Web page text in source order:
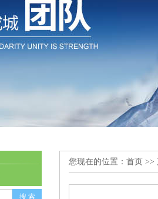
您现在的位置： 首页 >>